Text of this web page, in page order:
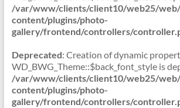
/var/www/clients/client10/web25/
content/plugins/photo-
gallery/frontend/controllers/
Deprecated: Creation of dynamic
WD_BWG_Theme::$back_font_style is
/var/www/clients/client10/web25/
content/plugins/photo-
gallery/frontend/controllers/